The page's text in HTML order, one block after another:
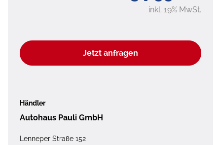
inkl. 19% MwSt.
Jetzt anfragen
Händler
Autohaus Pauli GmbH
Lenneper Straße 152